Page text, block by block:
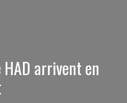
arrivent en